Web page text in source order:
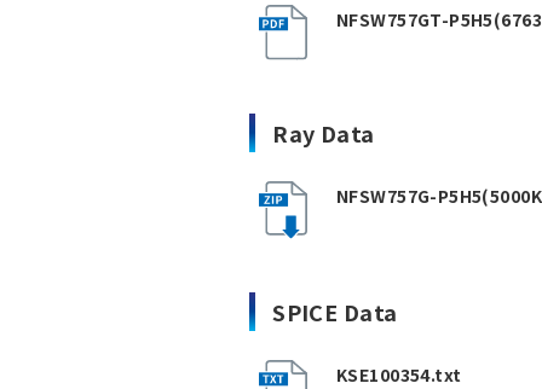
NFSW757GT-
Ray Data
NFSW757G-
SPICE Data
KSE100354.txt